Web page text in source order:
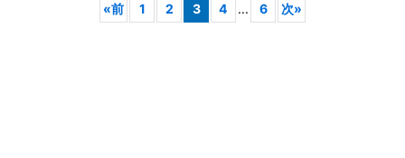
«前 1 2 3 4 ... 6 次»